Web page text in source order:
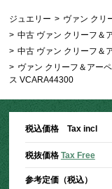
ジュエリー > ヴァン クリ
> 中古 ヴァン クリーフ＆
> 中古 ヴァン クリーフ＆
> ヴァン クリーフ＆アー
ス VCARA44300
税込価格 Tax incl
税抜価格 Tax Free
参考定価（税込）